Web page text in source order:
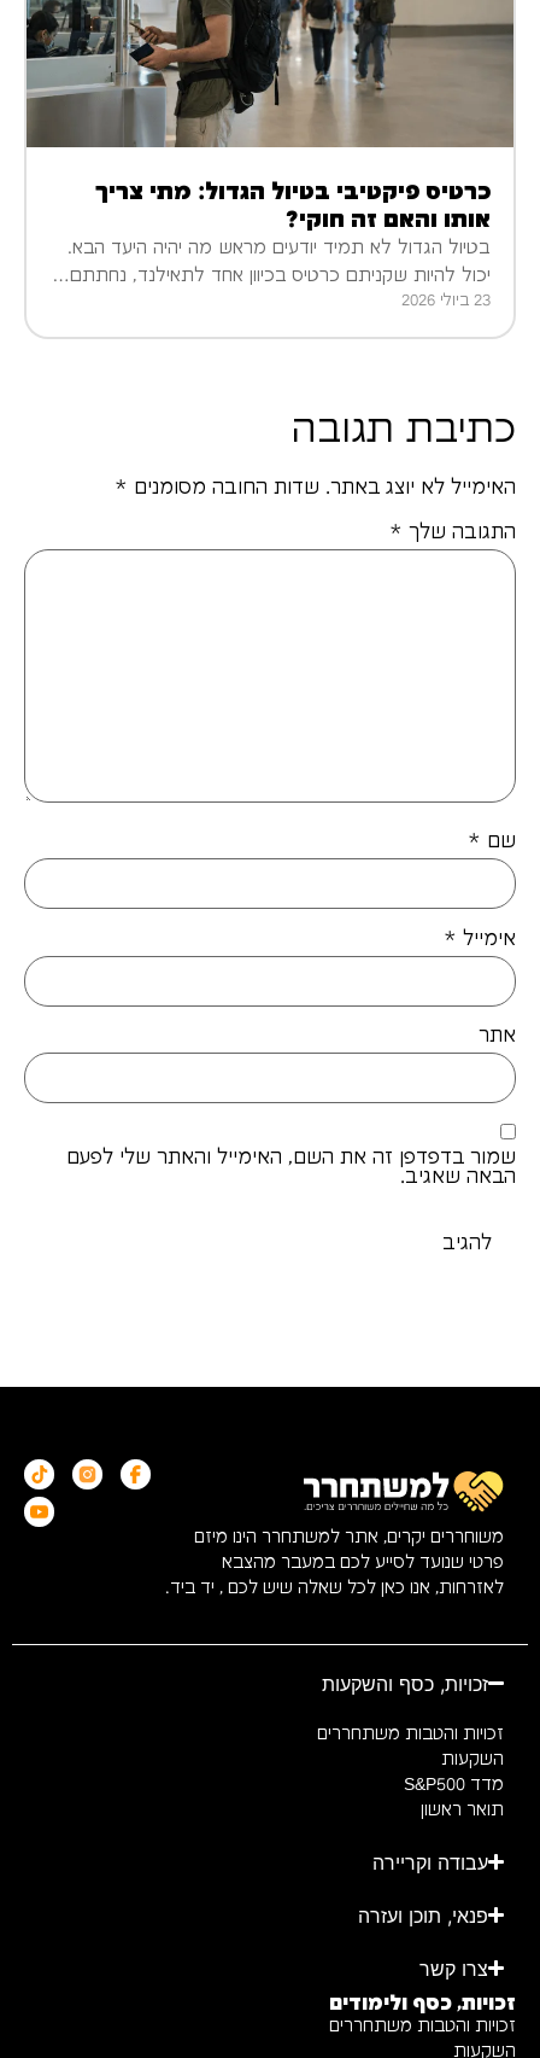
כרטיס פיקטיבי בטיול הגדול: מתי צריך
אותו והאם זה חוקי?
בטיול הגדול לא תמיד יודעים מראש מה יהיה היעד הבא.
יכול להיות שקניתם כרטיס בכיוון אחד לתאילנד, נחתתם…
23 ביולי 2026
כתיבת תגובה
האימייל לא יוצג באתר. שדות החובה מסומנים *
התגובה שלך *
שם *
אימייל *
אתר
שמור בדפדפן זה את השם, האימייל והאתר שלי לפעם
הבאה שאגיב.
משוחררים יקרים, אתר למשתחרר הינו מיזם
פרטי שנועד לסייע לכם במעבר מהצבא
לאזרחות, אנו כאן לכל שאלה שיש לכם , יד ביד.
זכויות, כסף והשקעות
זכויות והטבות משתחררים
השקעות
מדד S&P500
תואר ראשון
עבודה וקריירה
פנאי, תוכן ועזרה
צרו קשר
זכויות, כסף ולימודים
זכויות והטבות משתחררים
השקעות